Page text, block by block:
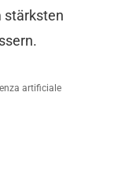
stärksten
artificiale